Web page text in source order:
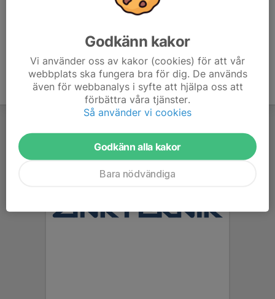
Godkänn kakor
Vi använder oss av kakor (cookies) för att vår
webbplats ska fungera bra för dig. De används
även för webbanalys i syfte att hjälpa oss att
förbättra våra tjänster.
Så använder vi cookies
Godkänn alla kakor
Bara nödvändiga